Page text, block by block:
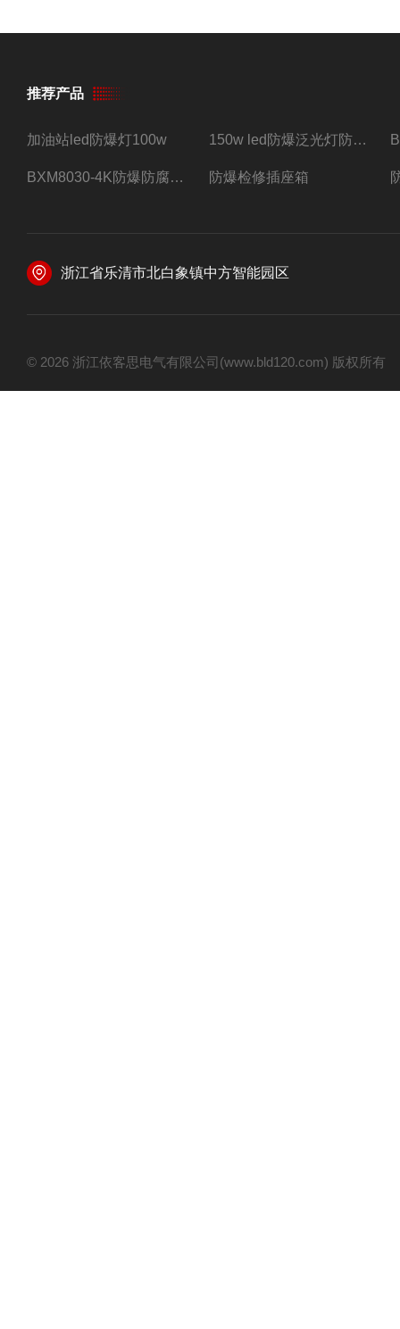
推荐产品
加油站led防爆灯100w 150w led防爆泛光灯防水防尘防爆三防灯
BXM8030-4K防爆防腐照明配电箱四路带总开关 防爆检修插座箱
浙江省乐清市北白象镇中方智能园区
© 2026 浙江依客思电气有限公司(www.bld120.com) 版权所有